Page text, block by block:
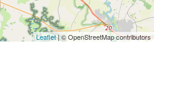
Leaflet| © OpenStreetMap contributors